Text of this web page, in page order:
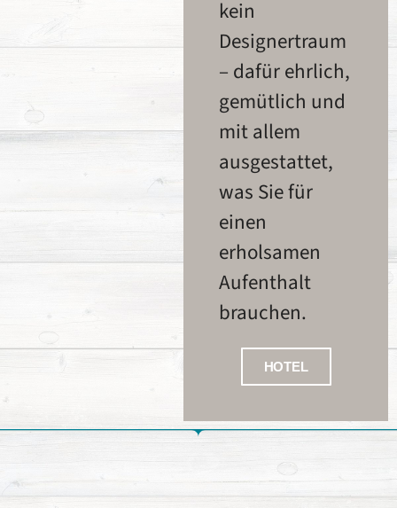
kein
Designertraum
– dafür ehrlich,
gemütlich und
mit allem
ausgestattet,
was Sie für
einen
erholsamen
Aufenthalt
brauchen.
HOTEL